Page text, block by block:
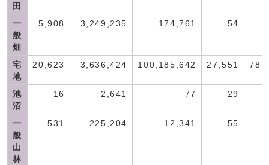
田
一
般
畑
5,908 3,249,235 174,761 54
宅
地
20,623 3,636,424 100,185,642 27,551
池
沼
16 2,641 77 29
一
般
山
林
531 225,204 12,341 55